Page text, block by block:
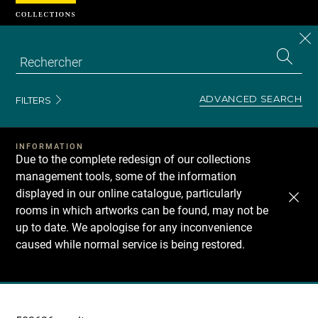
FILTERS ADVANCED SEARCH
INFORMATION
Due to the complete redesign of our collections
management tools, some of the information
displayed in our online catalogue, particularly
rooms in which artworks can be found, may not be
up to date. We apologise for any inconvenience
caused while normal service is being restored.
Recherche
Cookies management panel